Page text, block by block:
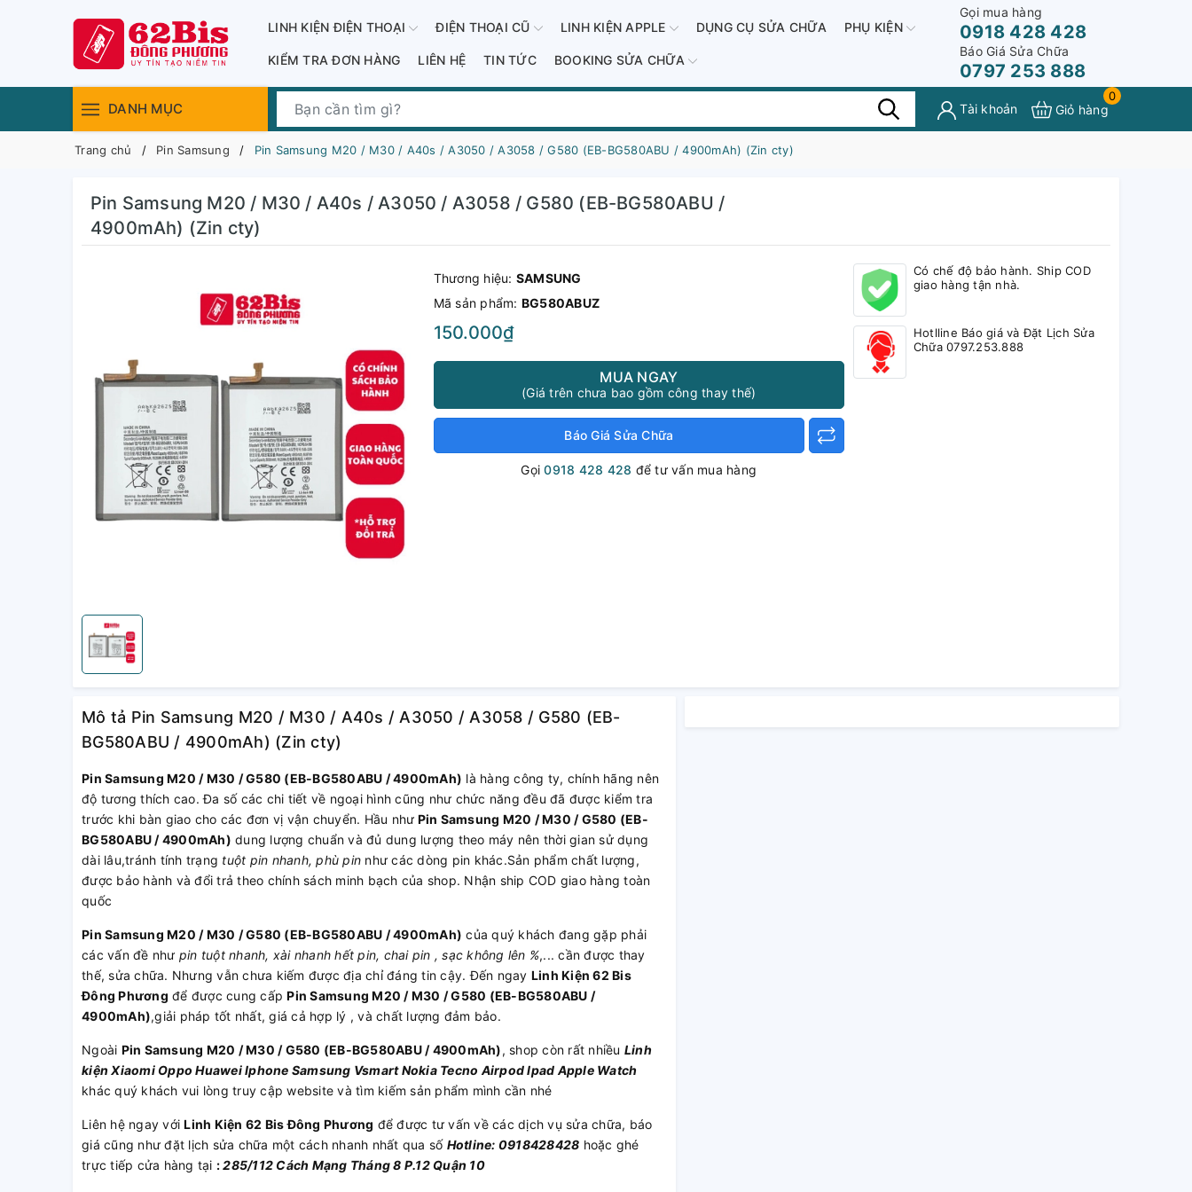
LINH KIỆN ĐIỆN THOẠI ĐIỆN THOẠI CŨ LINH KIỆN APPLE DỤNG CỤ SỬA CHỮA PHỤ KIỆN
KIỂM TRA ĐƠN HÀNG LIÊN HỆ TIN TỨC BOOKING SỬA CHỮA
Gọi mua hàng
0918 428 428
Báo Giá Sửa Chữa
0797 253 888
DANH MỤC Tài khoản
0
Giỏ hàng
Trang chủ Pin Samsung Pin Samsung M20 / M30 / A40s / A3050 / A3058 / G580 (EB-BG580ABU / 4900mAh) (Zin cty)
Pin Samsung M20 / M30 / A40s / A3050 / A3058 / G580 (EB-BG580ABU /
4900mAh) (Zin cty)
Thương hiệu: SAMSUNG
Mã sản phẩm: BG580ABUZ
150.000₫
MUA NGAY
(Giá trên chưa bao gồm công thay thế)
Báo Giá Sửa Chữa
Gọi0918 428 428 để tư vấn mua hàng
Có chế độ bảo hành. Ship COD
giao hàng tận nhà.
Hotlline Báo giá và Đặt Lịch Sửa
Chữa 0797.253.888
Mô tả Pin Samsung M20 / M30 / A40s / A3050 / A3058 / G580 (EB-
BG580ABU / 4900mAh) (Zin cty)
Pin Samsung M20 / M30 / G580 (EB-BG580ABU / 4900mAh) là hàng công ty, chính hãng nên
độ tương thích cao. Đa số các chi tiết về ngoại hình cũng như chức năng đều đã được kiểm tra
trước khi bàn giao cho các đơn vị vận chuyển. Hầu như Pin Samsung M20 / M30 / G580 (EB-
BG580ABU / 4900mAh) dung lượng chuẩn và đủ dung lượng theo máy nên thời gian sử dụng
dài lâu,tránh tính trạng tuột pin nhanh, phù pin như các dòng pin khác.Sản phẩm chất lượng,
được bảo hành và đổi trả theo chính sách minh bạch của shop. Nhận ship COD giao hàng toàn
quốc
Pin Samsung M20 / M30 / G580 (EB-BG580ABU / 4900mAh) của quý khách đang gặp phải
các vấn đề như pin tuột nhanh, xài nhanh hết pin, chai pin , sạc không lên %,... cần được thay
thế, sửa chữa. Nhưng vẫn chưa kiếm được địa chỉ đáng tin cậy. Đến ngay Linh Kiện 62 Bis
Đông Phương để được cung cấpPin Samsung M20 / M30 / G580 (EB-BG580ABU /
4900mAh),giải pháp tốt nhất, giá cả hợp lý , và chất lượng đảm bảo.
Ngoài Pin Samsung M20 / M30 / G580 (EB-BG580ABU / 4900mAh), shop còn rất nhiều Linh
kiệnXiaomi Oppo HuaweiIphone Samsung Vsmart Nokia Tecno AirpodIpad Apple Watch
khác quý khách vui lòng truy cập website và tìm kiếm sản phẩm mình cần nhé
Liên hệ ngay vớiLinh Kiện 62 Bis Đông Phương để được tư vấn về các dịch vụ sửa chữa, báo
giá cũng như đặt lịch sửa chữa một cách nhanh nhất qua số Hotline: 0918428428 hoặc ghé
trực tiếp cửa hàng tại :285/112 Cách Mạng Tháng 8 P.12 Quận 10